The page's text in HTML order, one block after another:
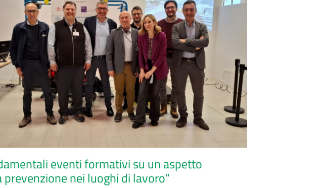
eventi formativi su un aspetto
nei luoghi di lavoro”